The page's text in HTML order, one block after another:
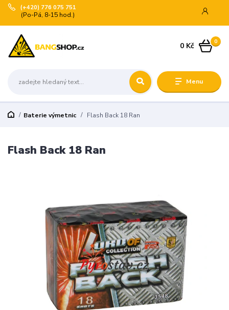
Menu
(+420) 776 075 751
(Po-Pá, 8-15 hod.)
0
0 Kč
Baterie výmetnic Flash Back 18 Ran
Flash Back 18 Ran